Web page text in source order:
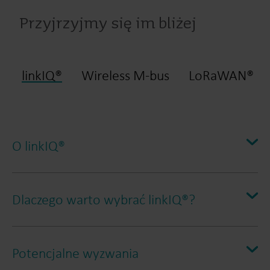
Przyjrzyjmy się im bliżej
linkIQ® Wireless M-bus LoRaWAN®
O linkIQ®
Dlaczego warto wybrać linkIQ®?
elementów infrastruktury
Potencjalne wyzwania